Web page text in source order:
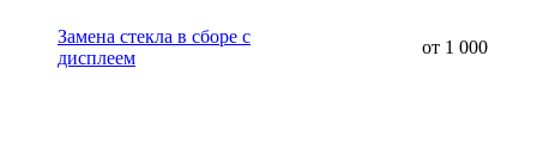
Замена стекла в сборе с
дисплеем
от 1 000